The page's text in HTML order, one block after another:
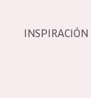
INSPIRACIÓN